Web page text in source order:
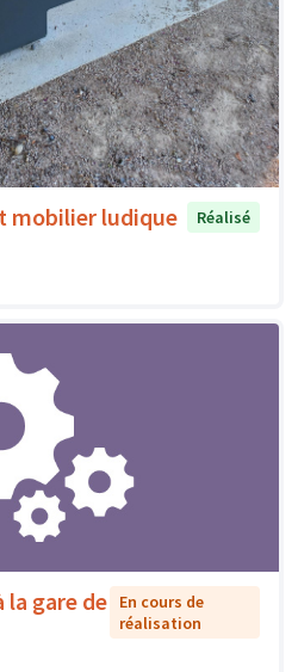
mobilier ludique
Réalisé
la gare de
En cours de
réalisation